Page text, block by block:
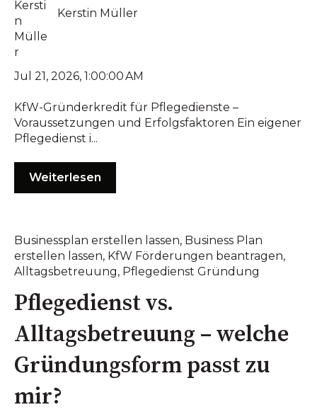
Kerstin Müller
Jul 21, 2026, 1:00:00 AM
KfW-Gründerkredit für Pflegedienste –
Voraussetzungen und Erfolgsfaktoren Ein eigener
Pflegedienst i...
Weiterlesen
Businessplan erstellen lassen, Business Plan
erstellen lassen, KfW Förderungen beantragen,
Alltagsbetreuung, Pflegedienst Gründung
Pflegedienst vs.
Alltagsbetreuung – welche
Gründungsform passt zu
mir?